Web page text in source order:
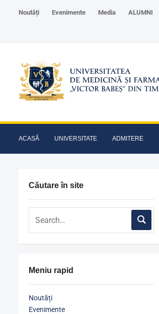
Noutăți Evenimente Media ALUMNI
ACASĂ UNIVERSITATE ADMITERE
Căutare în site
Meniu rapid
Noutăți
Evenimente